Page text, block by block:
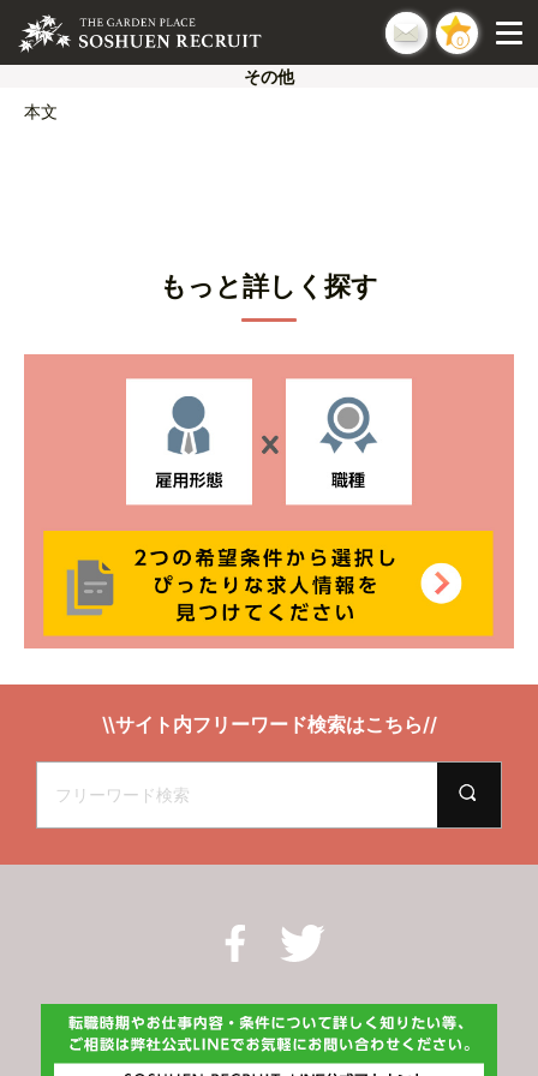
0
その他
本文
もっと詳しく探す
\\サイト内フリーワード検索はこちら//